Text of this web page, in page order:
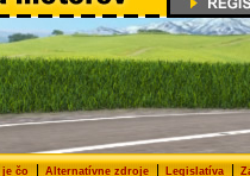
je čo Alternatívne zdroje Legislatíva